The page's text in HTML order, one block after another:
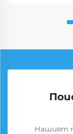
Нашият